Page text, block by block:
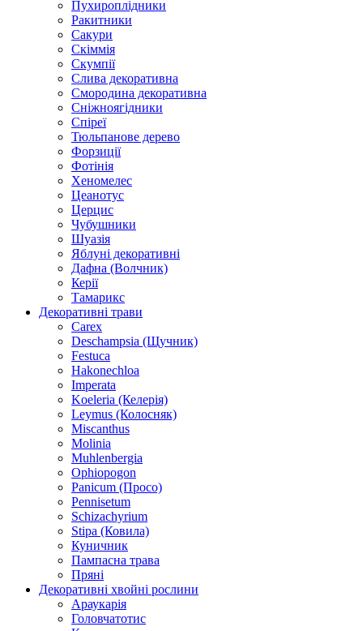
Пухироплідники
Ракитники
Сакури
Скіммія
Скумпії
Слива декоративна
Смородина декоративна
Сніжноягідники
Спіреї
Тюльпанове дерево
Форзиції
Фотінія
Хеномелес
Цеанотус
Церцис
Чубушники
Шуазія
Яблуні декоративні
Дафна (Волчник)
Керії
Тамарикс
Декоративні трави
Carex
Deschampsia (Щучник)
Festuca
Hakonechloa
Imperata
Koeleria (Келерія)
Leymus (Колосняк)
Miscanthus
Molinia
Muhlenbergia
Ophiopogon
Panicum (Просо)
Pennisetum
Schizachyrium
Stipa (Ковила)
Куничник
Пампасна трава
Пряні
Декоративні хвойні рослини
Араукарія
Головчатотис